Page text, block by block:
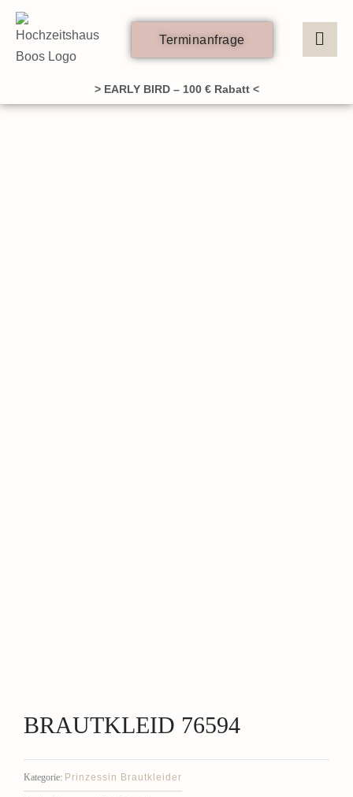
Zum
Inhalt
springen
Terminanfrage
> EARLY BIRD – 100 € Rabatt <
BRAUTKLEID 76594
Kategorie: Prinzessin Brautkleider